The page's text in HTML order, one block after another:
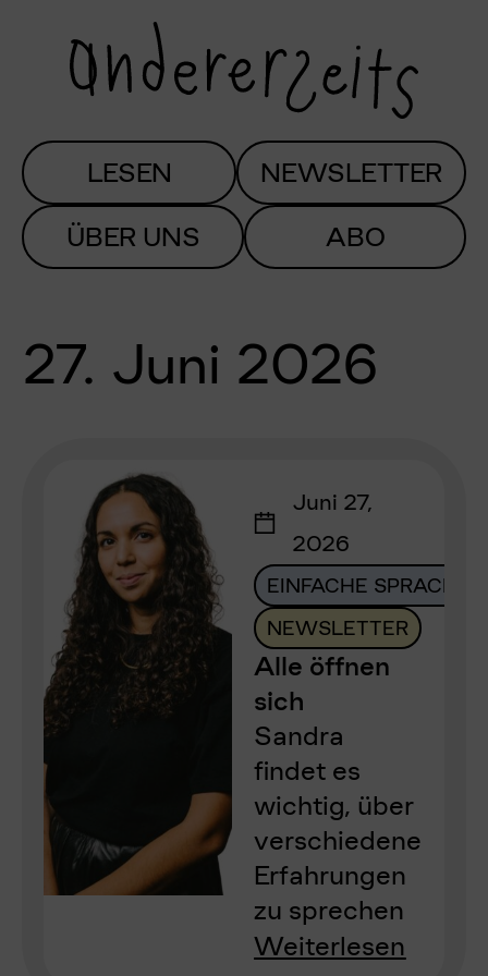
LESEN
NEWSLETTER
ÜBER UNS
ABO
27. Juni 2026
Juni 27,
2026
EINFACHE SPRACHE
NEWSLETTER
Alle öffnen
sich
Sandra
findet es
wichtig, über
verschiedene
Erfahrungen
zu sprechen
Weiterlesen